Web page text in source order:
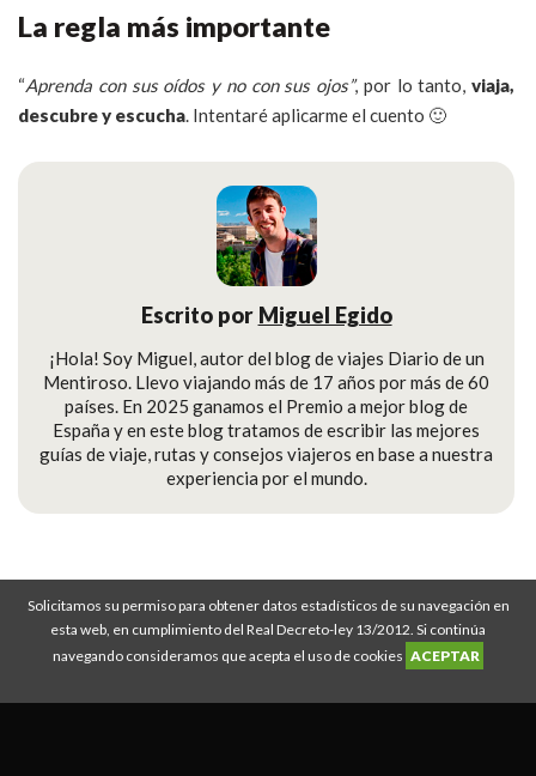
Solicitamos su permiso para obtener datos estadísticos de su navegación en
esta web, en cumplimiento del Real Decreto-ley 13/2012. Si continúa
navegando consideramos que acepta el uso de cookies ACEPTAR
La regla más importante
“Aprenda con sus oídos y no con sus ojos”, por lo tanto,viaja,
descubre y escucha . Intentaré aplicarme el cuento 🙂
Escrito por Miguel Egido
¡Hola! Soy Miguel, autor del blog de viajes Diario de un
Mentiroso. Llevo viajando más de 17 años por más de 60
países. En 2025 ganamos el Premio a mejor blog de
España y en este blog tratamos de escribir las mejores
guías de viaje, rutas y consejos viajeros en base a nuestra
experiencia por el mundo.
Diario de un Mentiroso © Copyright 2008-2026
Descuento IATI Seguros Guías de viaje Rutas de viajes|
Mejor seguro de